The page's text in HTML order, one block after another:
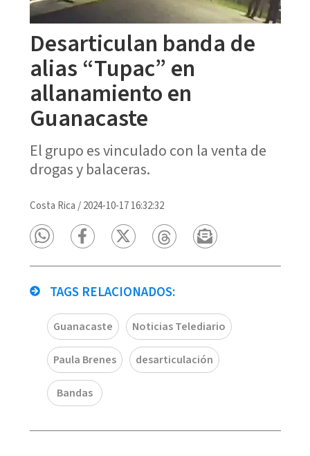
Desarticulan banda de
alias “Tupac” en
allanamiento en
Guanacaste
El grupo es vinculado con la venta de
drogas y balaceras.
Costa Rica /2024-10-17 16:32:32
TAGS RELACIONADOS:
Guanacaste Noticias Telediario
Paula Brenes desarticulación
Bandas